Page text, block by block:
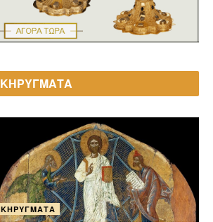
ΚΗΡΥΓΜΑΤΑ
ΚΗΡΎΓΜΑΤΑ